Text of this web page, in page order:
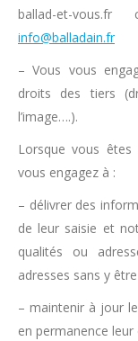
ballad-et-
info@balladain.fr
– Vous vous
droits des tiers
l’image….).
Lorsque vous
vous engagez à :
– délivrer des
de leur saisie et
qualités ou
adresses sans y
– maintenir à jour
en permanence